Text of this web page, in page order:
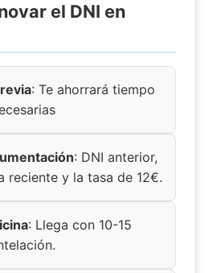
el DNI en
: Te ahorrará tiempo
: DNI anterior,
reciente y la tasa de 12€.
: Llega con 10-15